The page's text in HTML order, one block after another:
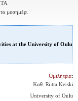
μεσημέρι
at the University of Oulu
Ομιλήτρια:
Καθ. Riitta Keiski
University of Oulu